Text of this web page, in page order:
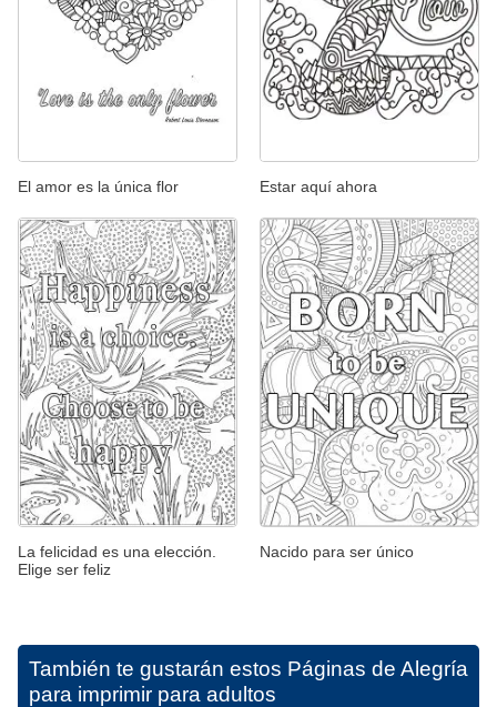
El amor es la única flor Estar aquí ahora
La felicidad es una elección.
Elige ser feliz
Nacido para ser único
También te gustarán estos Páginas de Alegría
para imprimir para adultos